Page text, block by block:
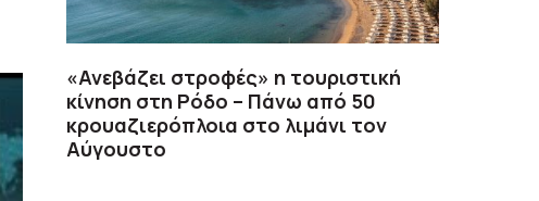
«Ανεβάζει στροφές» η τουριστική
κίνηση στη Ρόδο – Πάνω από 50
κρουαζιερόπλοια στο λιμάνι τον
Αύγουστο